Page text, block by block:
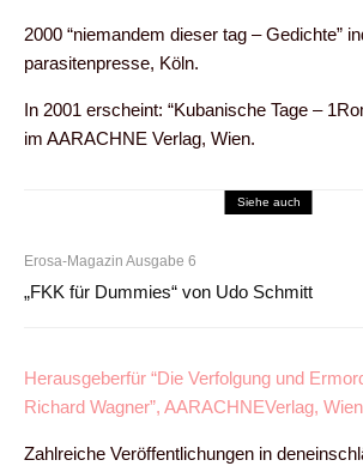
2000 “niemandem dieser tag – Gedichte”
parasitenpresse, Köln.
In 2001 erscheint: “Kubanische Tage –
im AARACHNE Verlag, Wien.
Siehe auch
Erosa-Magazin Ausgabe 6
„FKK für Dummies“ von Udo Schmitt
Herausgeberfür “Die Verfolgung und
Richard Wagner”, AARACHNEVerlag,
Zahlreiche Veröffentlichungen in